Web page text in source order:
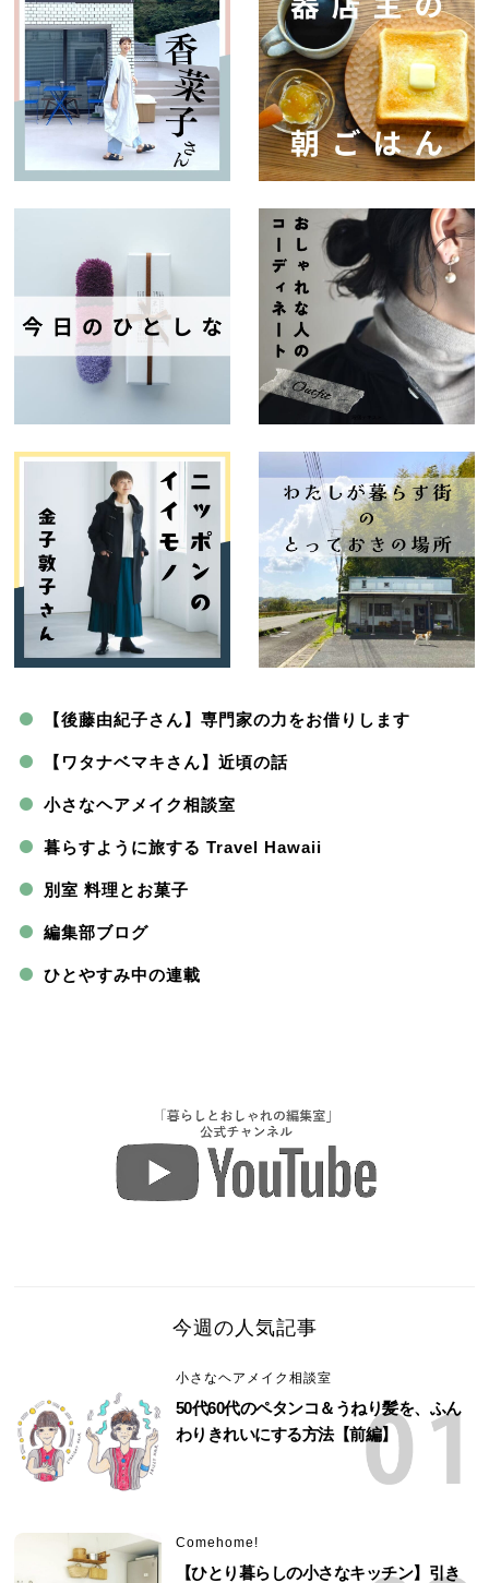
【後藤由紀子さん】専門家の力をお借りします
【ワタナベマキさん】近頃の話
小さなヘアメイク相談室
暮らすように旅する Travel Hawaii
別室 料理とお菓子
編集部ブログ
ひとやすみ中の連載
今週の人気記事
小さなヘアメイク相談室
50代60代のペタンコ＆うねり髪を、ふん
わりきれいにする方法【前編】
Comehome!
【ひとり暮らしの小さなキッチン】引き